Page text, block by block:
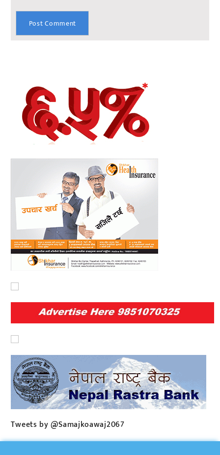
Tweets by @Samajkoawaj2067